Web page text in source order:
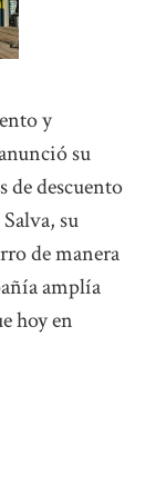
y
su
de descuento
su
de manera
amplía
hoy en